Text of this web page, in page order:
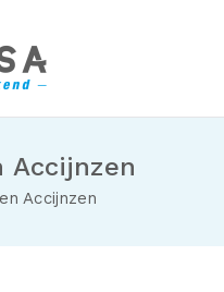
Accijnzen
Accijnzen